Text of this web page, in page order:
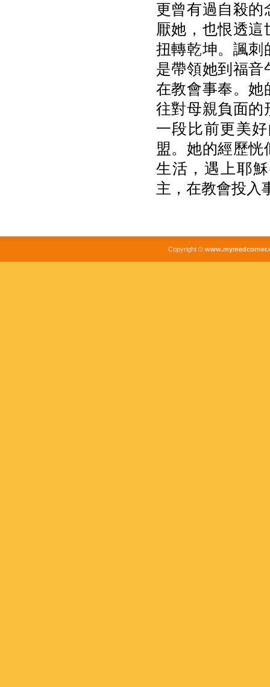
更曾有過自殺的
厭她，也恨透
扭轉乾坤。諷刺
是帶領她到福音
在教會事奉。她
往對母親負面的
一段比前更美
盟。她的經歷
生活，遇上耶
主，在教會投入
Copyright ©